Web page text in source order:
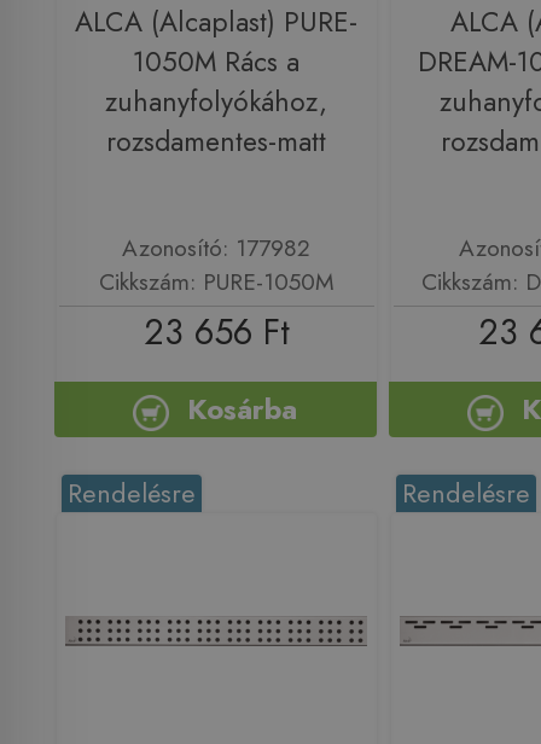
ALCA (Alcaplast) PURE-
1050M Rács a
zuhanyfolyókához,
rozsdamentes-matt
Azonosító: 177982
Cikkszám: PURE-1050M
23 656 Ft
Kosárba
ALCA
DREAM-
Cikkszám:
23
Rendelésre Rendelésre